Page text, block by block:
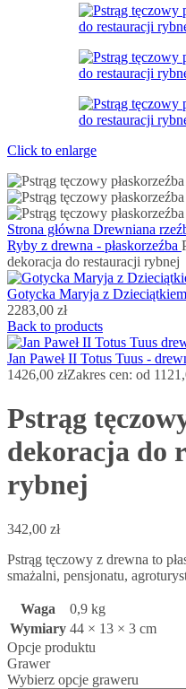
Click to enlarge
Strona główna Drewniana
Ryby z drewna - płaskorzeźba
dekoracja do restauracji rybnej
Gotycka Maryja z
2283,00 zł
Back to products
Jan Paweł II Totus Tuus -
1426,00 złZakres cen: od
Pstrąg
dekoracja do
rybnej
342,00 zł
Pstrąg tęczowy z drewna to
smażalni, pensjonatu,
Waga
0,9 kg
Wymiary 44 × 13 × 3 cm
Opcje produktu
Grawer
Wybierz opcje graweru